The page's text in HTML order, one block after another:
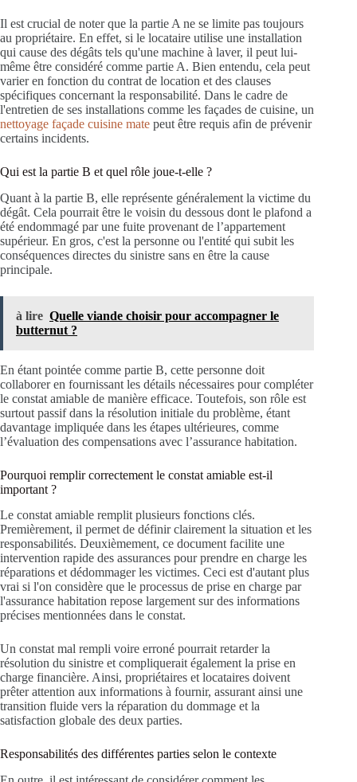
Il est crucial de noter que la partie A ne se limite pas toujours
au propriétaire. En effet, si le locataire utilise une installation
qui cause des dégâts tels qu'une machine à laver, il peut lui-
même être considéré comme partie A. Bien entendu, cela peut
varier en fonction du contrat de location et des clauses
spécifiques concernant la responsabilité. Dans le cadre de
l'entretien de ses installations comme les façades de cuisine, un
nettoyage façade cuisine mate peut être requis afin de prévenir
certains incidents.
Qui est la partie B et quel rôle joue-t-elle ?
Quant à la partie B, elle représente généralement la victime du
dégât. Cela pourrait être le voisin du dessous dont le plafond a
été endommagé par une fuite provenant de l’appartement
supérieur. En gros, c'est la personne ou l'entité qui subit les
conséquences directes du sinistre sans en être la cause
principale.
à lire Quelle viande choisir pour accompagner le
butternut ?
En étant pointée comme partie B, cette personne doit
collaborer en fournissant les détails nécessaires pour compléter
le constat amiable de manière efficace. Toutefois, son rôle est
surtout passif dans la résolution initiale du problème, étant
davantage impliquée dans les étapes ultérieures, comme
l’évaluation des compensations avec l’assurance habitation.
Pourquoi remplir correctement le constat amiable est-il
important ?
Le constat amiable remplit plusieurs fonctions clés.
Premièrement, il permet de définir clairement la situation et les
responsabilités. Deuxièmement, ce document facilite une
intervention rapide des assurances pour prendre en charge les
réparations et dédommager les victimes. Ceci est d'autant plus
vrai si l'on considère que le processus de prise en charge par
l'assurance habitation repose largement sur des informations
précises mentionnées dans le constat.
Un constat mal rempli voire erroné pourrait retarder la
résolution du sinistre et compliquerait également la prise en
charge financière. Ainsi, propriétaires et locataires doivent
prêter attention aux informations à fournir, assurant ainsi une
transition fluide vers la réparation du dommage et la
satisfaction globale des deux parties.
Responsabilités des différentes parties selon le contexte